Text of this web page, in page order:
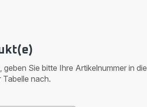
Sie bitte Ihre Artikelnummer in die
Tabelle nach.